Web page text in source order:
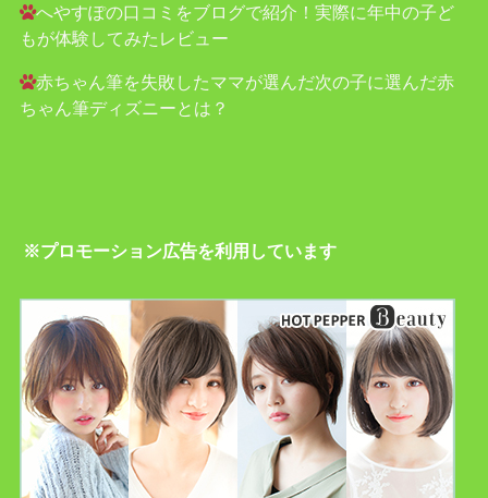
へやすぽの口コミをブログで紹介！実際に年中の子ど
もが体験してみたレビュー
赤ちゃん筆を失敗したママが選んだ次の子に選んだ赤
ちゃん筆ディズニーとは？
※プロモーション広告を利用しています